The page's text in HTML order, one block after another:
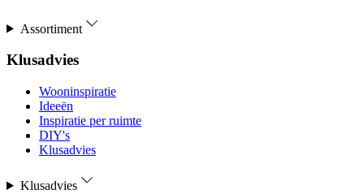
Assortiment
Klusadvies
Wooninspiratie
Ideeën
Inspiratie per ruimte
DIY's
Klusadvies
Klusadvies